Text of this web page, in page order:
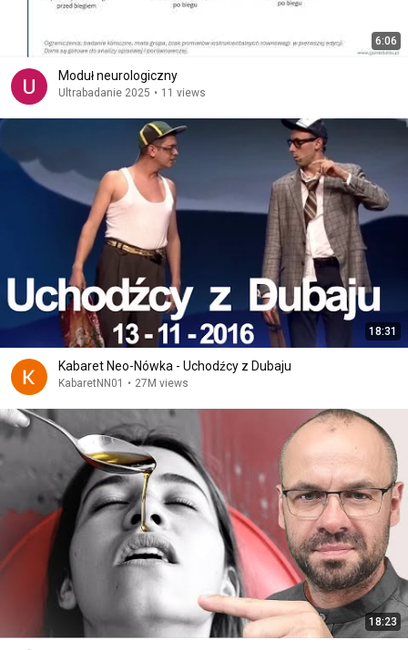
6:06
Moduł neurologiczny
Ultrabadanie 2025 • 11 views
18:31
Kabaret Neo-Nówka - Uchodźcy z Dubaju
KabaretNN01 • 27M views
18:23